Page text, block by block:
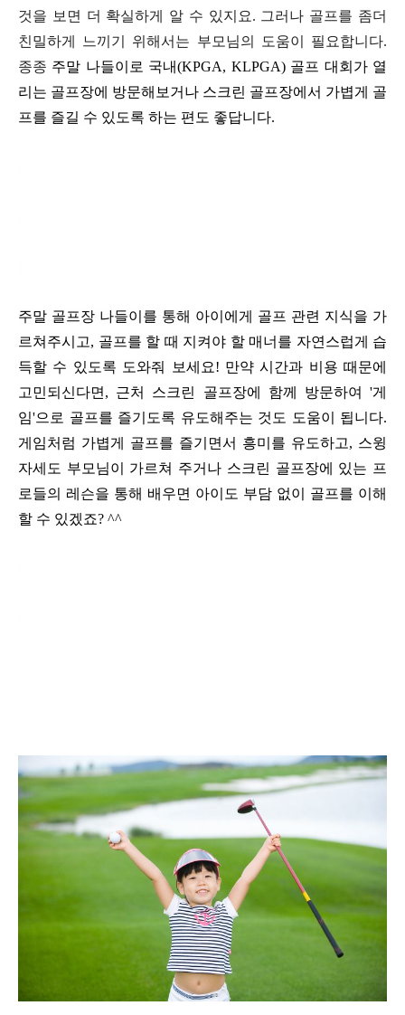
것을 보면 더 확실하게 알 수 있지요. 그러나 골프를 좀더
친밀하게 느끼기 위해서는 부모님의 도움이 필요합니다.
종종 주말 나들이로 국내(KPGA, KLPGA) 골프 대회가 열
리는 골프장에 방문해보거나 스크린 골프장에서 가볍게 골
프를 즐길 수 있도록 하는 편도 좋답니다.
주말 골프장 나들이를 통해 아이에게 골프 관련 지식을 가
르쳐주시고, 골프를 할 때 지켜야 할 매너를 자연스럽게 습
득할 수 있도록 도와줘 보세요! 만약 시간과 비용 때문에
고민되신다면 , 근처 스크린 골프장에 함께 방문하여'게
임'으로 골프를 즐기도록 유도해주는 것도 도움이 됩니다.
게임처럼 가볍게 골프를 즐기면서 흥미를 유도하고, 스윙
자세도 부모님이 가르쳐 주거나 스크린 골프장에 있는 프
로들의 레슨을 통해 배우면 아이도 부담 없이 골프를 이해
할 수 있겠죠? ^^